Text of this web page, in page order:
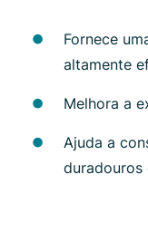
Fornece
altamente
Melhora a
Ajuda a
duradouros